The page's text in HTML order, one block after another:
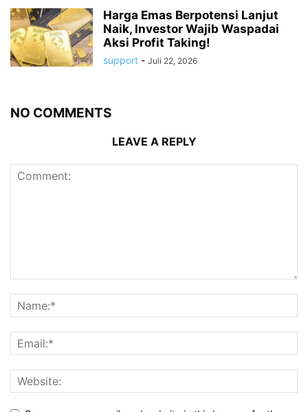
Harga Emas Berpotensi Lanjut
Naik, Investor Wajib Waspadai
Aksi Profit Taking!
support - Juli 22, 2026
NO COMMENTS
LEAVE A REPLY